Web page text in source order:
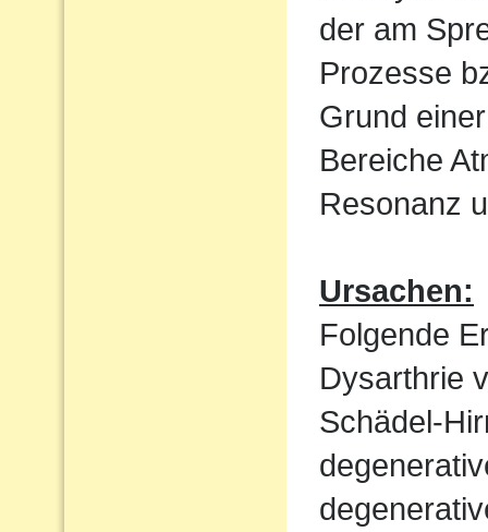
der am
Prozesse
Grund
Bereiche
Resonanz
Ursachen:
Folgende
Dysarthrie
Schädel-